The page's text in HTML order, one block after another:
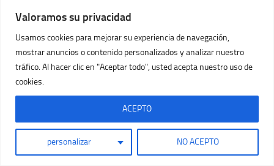
Valoramos su privacidad
Usamos cookies para mejorar su experiencia de navegación,
mostrar anuncios o contenido personalizados y analizar nuestro
tráfico. Al hacer clic en "Aceptar todo", usted acepta nuestro uso de
cookies.
personalizar NO ACEPTO
ACEPTO